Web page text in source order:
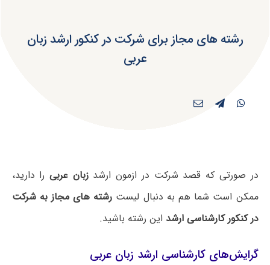
رشته های مجاز برای شرکت در کنکور ارشد زبان
عربی
در صورتی که قصد شرکت در ازمون ارشدزبان عربی را دارید،
ممکن است شما هم به دنبال لیست رشته های مجاز به شرکت
در کنکور کارشناسی ارشد این رشته باشید.
گرایش‌های کارشناسی ارشد زبان عربی